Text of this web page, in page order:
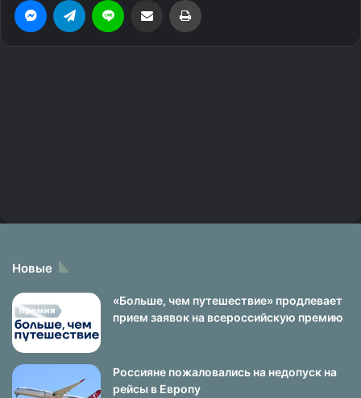
Новые
«Больше, чем путешествие» продлевает
прием заявок на всероссийскую премию
Россияне пожаловались на недопуск на
рейсы в Европу